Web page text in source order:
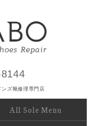
ズ靴修理専門店
All Sole Menu